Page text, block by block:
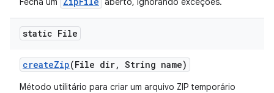
static File
createZip(File dir, String name)
Método utilitário para criar um arquivo ZIP temporário